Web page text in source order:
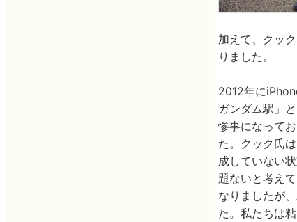
加えて、クッ
りました。
2012年に
ガンダム駅」
惨事になって
た。クック氏
成していない
題ないと考え
なりましたが
た。私たちは